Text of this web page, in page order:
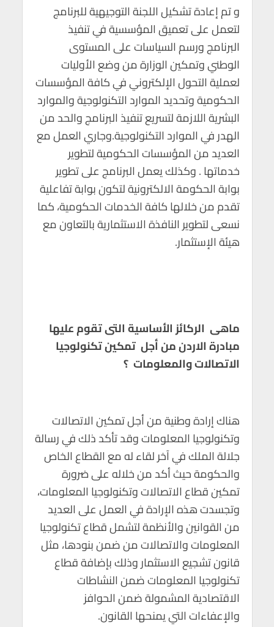
و تم إعادة تشكيل اللجنة التوجيهية للبرنامج
لتعمل على تعميق المؤسسية في تنفيذ
البرنامج ورسم السياسات على المستوى
الوطني وتمكين الوزارة من وضع الأوليات
لعملية التحول الإلكتروني في كافة المؤسسات
الحكومية وتحديد الموارد التكنولوجية والموارد
البشرية اللازمة لتسريع تنفيذ البرنامج والحد من
الهدر في الموارد التكنولوجية.وجاري العمل مع
العديد من المؤسسات الحكومية لتطوير
خدماتها . وكذلك يعمل البرنامج على تطوير
بوابة الحكومة الالكترونية لتكون بوابة تفاعلية
تقدم من خلالها كافة الخدمات الحكومية، كما
نسعى لتطوير النافذة الاستثمارية بالتعاون مع
هيئة الإستثمار.
ماهى الركائز الأساسية التى تقوم عليها
مبادرة الاردن من أجل تمكين تكنولوجيا
الاتصالات والمعلومات ؟
هناك إرادة وطنية من أجل تمكين الاتصالات
وتكنولوجيا المعلومات وقد تأكد ذلك في رسالة
جلالة الملك في آخر لقاء له مع القطاع الخاص
والحكومة حيث أكد من خلاله على ضرورة
تمكين قطاع الاتصالات وتكنولوجيا المعلومات،
وتجسدت هذه الإرادة في العمل على العديد
من القوانين والأنظمة لتشمل قطاع تكنولوجيا
المعلومات والاتصالات من ضمن بنودها، مثل
قانون تشجيع الاستثمار وذلك بإضافة قطاع
تكنولوجيا المعلومات ضمن النشاطات
الاقتصادية المشمولة ضمن الحوافز
والإعفاءات التي يمنحها القانون.